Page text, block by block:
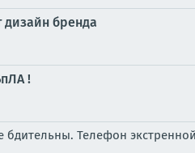
дизайн бренда
!
бдительны. Телефон